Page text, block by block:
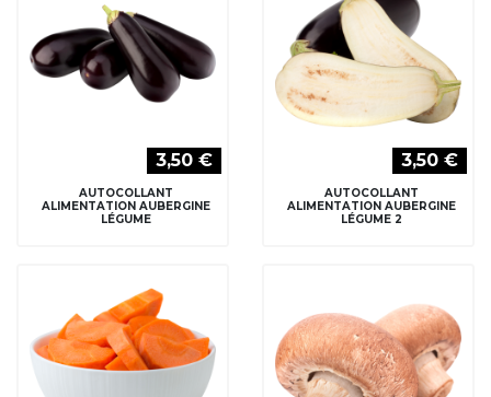
3,50 €
AUTOCOLLANT
ALIMENTATION AUBERGINE
LÉGUME
3,50 €
AUTOCOLLANT
ALIMENTATION AUBERGINE
LÉGUME 2